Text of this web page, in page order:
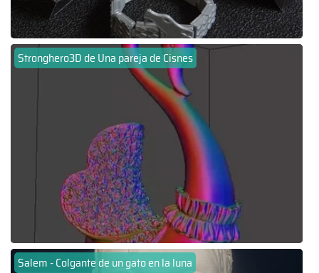
Stronghero3D de Una pareja de Cisnes
Salem - Colgante de un gato en la luna